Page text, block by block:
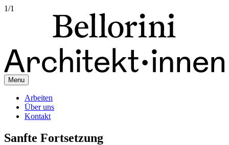
1/1
Menu
Arbeiten
Über uns
Kontakt
Sanfte Fortsetzung